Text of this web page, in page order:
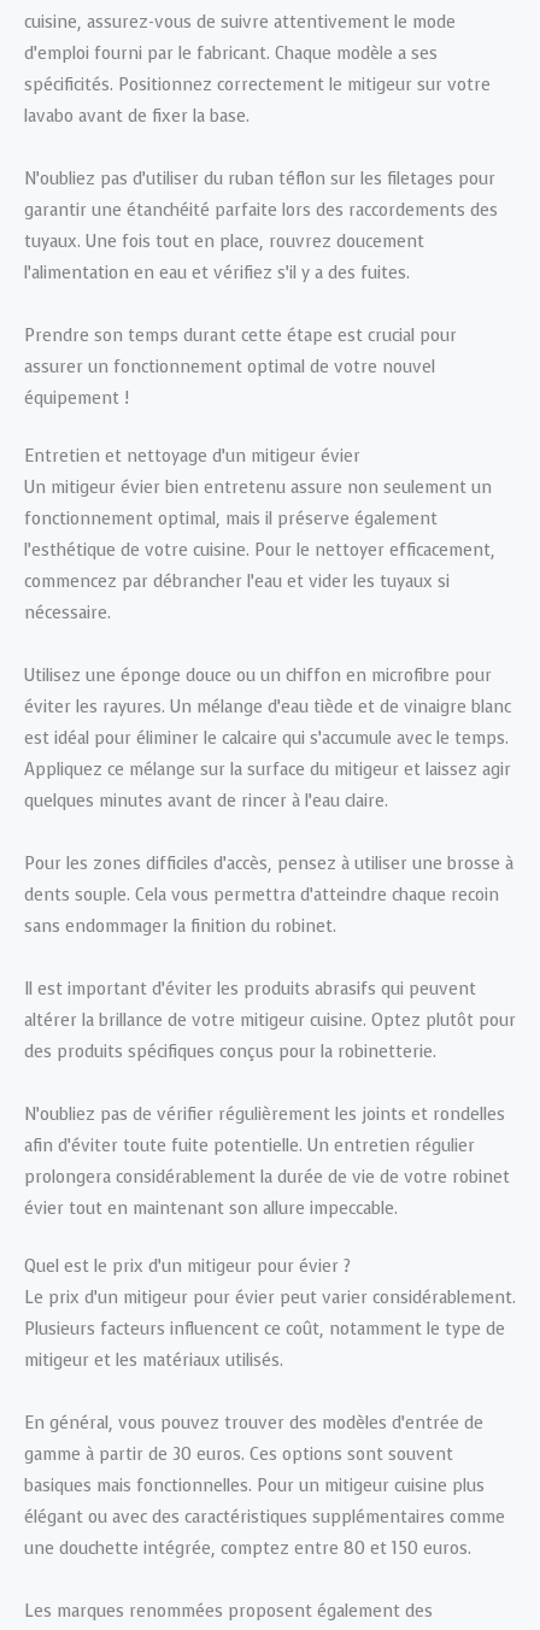
cuisine, assurez-vous de suivre attentivement le mode
d’emploi fourni par le fabricant. Chaque modèle a ses
spécificités. Positionnez correctement le mitigeur sur votre
lavabo avant de fixer la base.
N’oubliez pas d’utiliser du ruban téflon sur les filetages pour
garantir une étanchéité parfaite lors des raccordements des
tuyaux. Une fois tout en place, rouvrez doucement
l’alimentation en eau et vérifiez s’il y a des fuites.
Prendre son temps durant cette étape est crucial pour
assurer un fonctionnement optimal de votre nouvel
équipement !
Entretien et nettoyage d’un mitigeur évier
Un mitigeur évier bien entretenu assure non seulement un
fonctionnement optimal, mais il préserve également
l’esthétique de votre cuisine. Pour le nettoyer efficacement,
commencez par débrancher l’eau et vider les tuyaux si
nécessaire.
Utilisez une éponge douce ou un chiffon en microfibre pour
éviter les rayures. Un mélange d’eau tiède et de vinaigre blanc
est idéal pour éliminer le calcaire qui s’accumule avec le temps.
Appliquez ce mélange sur la surface du mitigeur et laissez agir
quelques minutes avant de rincer à l’eau claire.
Pour les zones difficiles d’accès, pensez à utiliser une brosse à
dents souple. Cela vous permettra d’atteindre chaque recoin
sans endommager la finition du robinet.
Il est important d’éviter les produits abrasifs qui peuvent
altérer la brillance de votre mitigeur cuisine. Optez plutôt pour
des produits spécifiques conçus pour la robinetterie.
N’oubliez pas de vérifier régulièrement les joints et rondelles
afin d’éviter toute fuite potentielle. Un entretien régulier
prolongera considérablement la durée de vie de votre robinet
évier tout en maintenant son allure impeccable.
Quel est le prix d’un mitigeur pour évier ?
Le prix d’un mitigeur pour évier peut varier considérablement.
Plusieurs facteurs influencent ce coût, notamment le type de
mitigeur et les matériaux utilisés.
En général, vous pouvez trouver des modèles d’entrée de
gamme à partir de 30 euros. Ces options sont souvent
basiques mais fonctionnelles. Pour un mitigeur cuisine plus
élégant ou avec des caractéristiques supplémentaires comme
une douchette intégrée, comptez entre 80 et 150 euros.
Les marques renommées proposent également des